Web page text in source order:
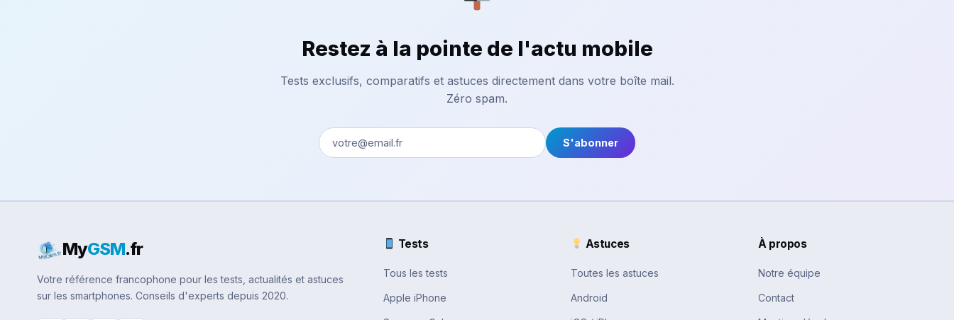
Restez à la pointe de l'actu mobile
Tests exclusifs, comparatifs et astuces directement dans votre boîte mail.
Zéro spam.
S'abonner
MyGSM.fr
Votre référence francophone pour les tests, actualités et astuces
sur les smartphones. Conseils d'experts depuis 2020.
Tests
Tous les tests
Apple iPhone
Astuces
Toutes les astuces
Android
À propos
Notre équipe
Contact